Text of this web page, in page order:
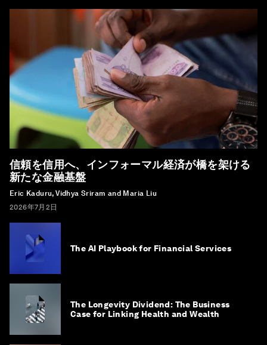
信頼を信用へ、インフォーマル経済が橋を架ける
新たな金融基盤
Eric Kaduru, Vidhya Sriram and Maria Liu
2026年7月2日
The AI Playbook for Financial Services
The Longevity Dividend: The Business
Case for Linking Health and Wealth